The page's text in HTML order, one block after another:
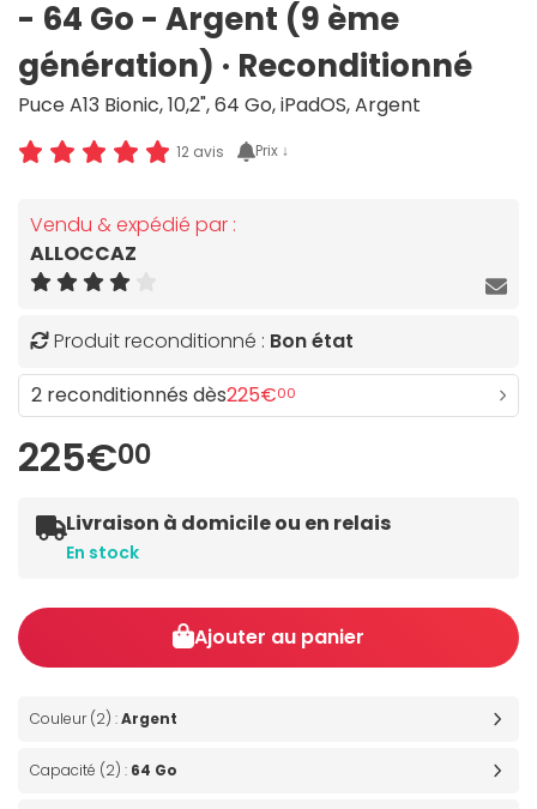
- 64 Go - Argent (9 ème
génération) · Reconditionné
Puce A13 Bionic, 10,2", 64 Go, iPadOS, Argent
12 avis Prix ↓
Vendu & expédié par :
ALLOCCAZ
Produit reconditionné : Bon état
2 reconditionnés dès225€00
225€00
Livraison à domicile ou en relais
En stock
Ajouter au panier
Couleur (2) :Argent
Capacité (2) : 64 Go